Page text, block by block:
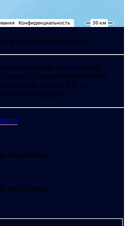
и сантехника под ключ
информационный
не является публичной
Статьи 437 (2)
Федерации.
не найдена.
не найдена.